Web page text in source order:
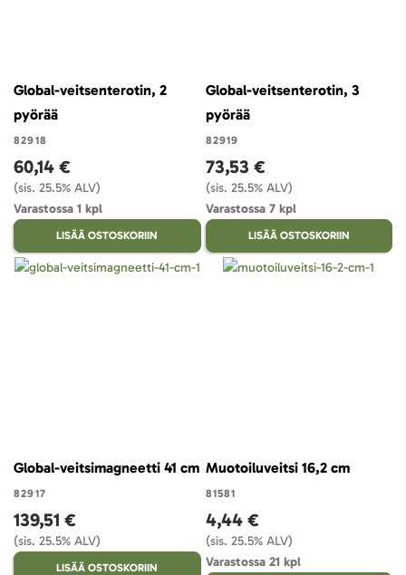
Global-veitsenterotin, 2
pyörää
82918
60,14 €
(sis. 25.5% ALV)
Varastossa 1 kpl
LISÄÄ OSTOSKORIIN
Global-veitsenterotin, 3
pyörää
82919
73,53 €
(sis. 25.5% ALV)
Varastossa 7 kpl
LISÄÄ OSTOSKORIIN
Global-veitsimagneetti 41 cm
82917
139,51 €
(sis. 25.5% ALV)
LISÄÄ OSTOSKORIIN
Muotoiluveitsi 16,2 cm
81581
4,44 €
(sis. 25.5% ALV)
Varastossa 21 kpl